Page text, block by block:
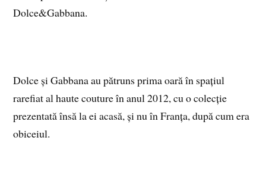
Dolce&Gabbana.
Dolce și Gabbana au pătruns prima oară în spațiul
rarefiat al haute couture în anul 2012, cu o colecție
prezentată însă la ei acasă, și nu în Franța, după cum era
obiceiul.